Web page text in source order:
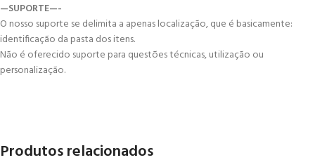
—SUPORTE—-
O nosso suporte se delimita a apenas localização, que é basicamente:
identificação da pasta dos itens.
Não é oferecido suporte para questões técnicas, utilização ou
personalização.
Produtos relacionados